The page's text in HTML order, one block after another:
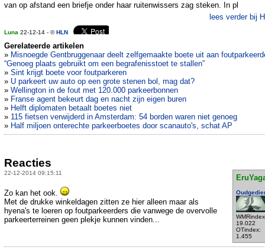
van op afstand een briefje onder haar ruitenwissers zag steken. In pl
lees verder bij
Luna 22-12-14 - ©HLN
Gerelateerde artikelen
» Misnoegde Gentbruggenaar deelt zelfgemaakte boete uit aan
“Genoeg plaats gebruikt om een begrafenisstoet te stallen”
» Sint krijgt boete voor foutparkeren
» U parkeert uw auto op een grote stenen bol, mag dat?
» Wellington in de fout met 120.000 parkeerbonnen
» Franse agent bekeurt dag en nacht zijn eigen buren
» Helft diplomaten betaalt boetes niet
» 115 fietsen verwijderd in Amsterdam: 54 borden waren niet genoeg
» Half miljoen onterechte parkeerboetes door scanauto's, schat AP
Reacties
22-12-2014 09:15:11
19.022
OTindex:
1.455
Zo kan het ook.
Met de drukke winkeldagen zitten ze hier alleen maar als
hyena's te loeren op foutparkeerders die vanwege de overvolle
parkeerterreinen geen plekje kunnen vinden...